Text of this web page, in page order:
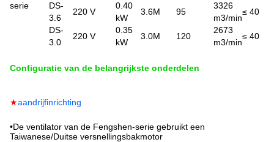
serie
DS-
3.6
220 V
0.40
kW
3.6M 95
3326
m3/min
≤ 40
DS-
3.0
220 V
0.35
kW
3.0M 120
2673
m3/min
≤ 40
Configuratie van de belangrijkste onderdelen
★aandrijfinrichting
•De ventilator van de Fengshen-serie gebruikt een
Taiwanese/Duitse versnellingsbakmotor